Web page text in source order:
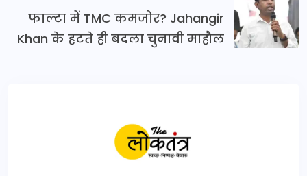
फाल्टा में TMC कमजोर? Jahangir
Khan के हटते ही बदला चुनावी माहौल